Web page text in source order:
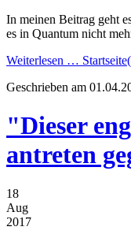
In meinen Beitrag geht
es in Quantum nicht
Weiterlesen …
Geschrieben am
"Dieser
antreten
18
Aug
2017